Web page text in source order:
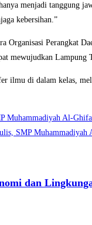
menjadi tanggung
kebersihan.”
Organisasi Perangkat
mewujudkan Lampung
ilmu di dalam kelas,
Muhammadiyah Al-
SMP
dan